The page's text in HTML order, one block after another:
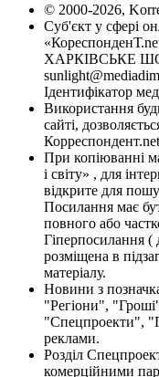
© 2000-2026,
Суб'єкт у сфері
ХАРКІВСЬКЕ
Ідентифікатор
Використання
сайті,
При копіюванні
і світу» , для
відкрите для
Посилання має
повного або
Гіперпосилання (
розміщена в
матеріалу.
Новини з
"Регіони",
"Спецпроекти",
реклами.
Розділ
комерційними